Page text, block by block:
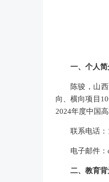
一、个人简
陈骏，山
向、横向项目
2024年度中国
联系电话：
电子邮件：
二、教育背